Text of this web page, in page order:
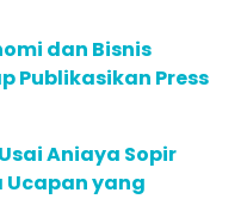
dan Bisnis
Publikasikan Press
Aniaya Sopir
Ucapan yang